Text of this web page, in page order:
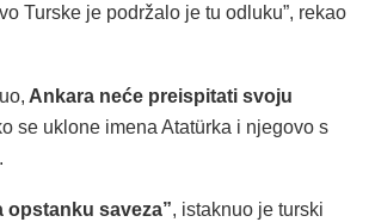
Turske je podržalo je tu odluku”, rekao
Ankara neće preispitati svoju
se uklone imena Atatürka i njegovo s
opstanku saveza”, istaknuo je turski